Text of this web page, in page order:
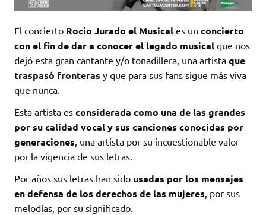
El concierto Rocío Jurado el Musical es un concierto
con el fin de dar a conocer el legado musical que nos
dejó esta gran cantante y/o tonadillera, una artista que
traspasó fronteras y que para sus fans sigue más viva
que nunca.
Esta artista es considerada como una de las grandes
por su calidad vocal y sus canciones conocidas por
generaciones, una artista por su incuestionable valor
por la vigencia de sus letras.
Por años sus letras han sido usadas por los mensajes
en defensa de los derechos de las mujeres, por sus
melodías, por su significado.